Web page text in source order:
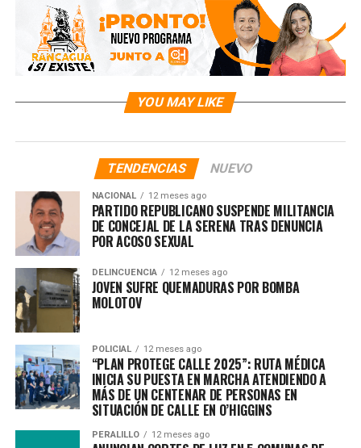
YOU MAY LIKE
TENDENCIAS NUEVO
NACIONAL 12 meses ago
PARTIDO REPUBLICANO SUSPENDE MILITANCIA
DE CONCEJAL DE LA SERENA TRAS DENUNCIA
POR ACOSO SEXUAL
DELINCUENCIA 12 meses ago
JOVEN SUFRE QUEMADURAS POR BOMBA
MOLOTOV
POLICIAL 12 meses ago
“PLAN PROTEGE CALLE 2025”: RUTA MÉDICA
INICIA SU PUESTA EN MARCHA ATENDIENDO A
MÁS DE UN CENTENAR DE PERSONAS EN
SITUACIÓN DE CALLE EN O’HIGGINS
PERALILLO 12 meses ago